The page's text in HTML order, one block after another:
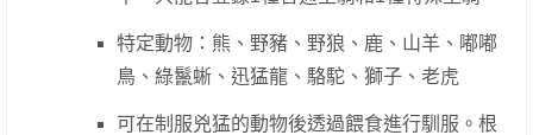
特定動物：熊、野豬、野狼、鹿、山羊、嘟嘟
鳥、綠鬣蜥、迅猛龍、駱駝、獅子、老虎
可在制服兇猛的動物後透過餵食進行馴服。根